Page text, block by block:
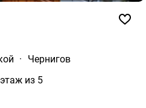
·
Чернигов
из 5